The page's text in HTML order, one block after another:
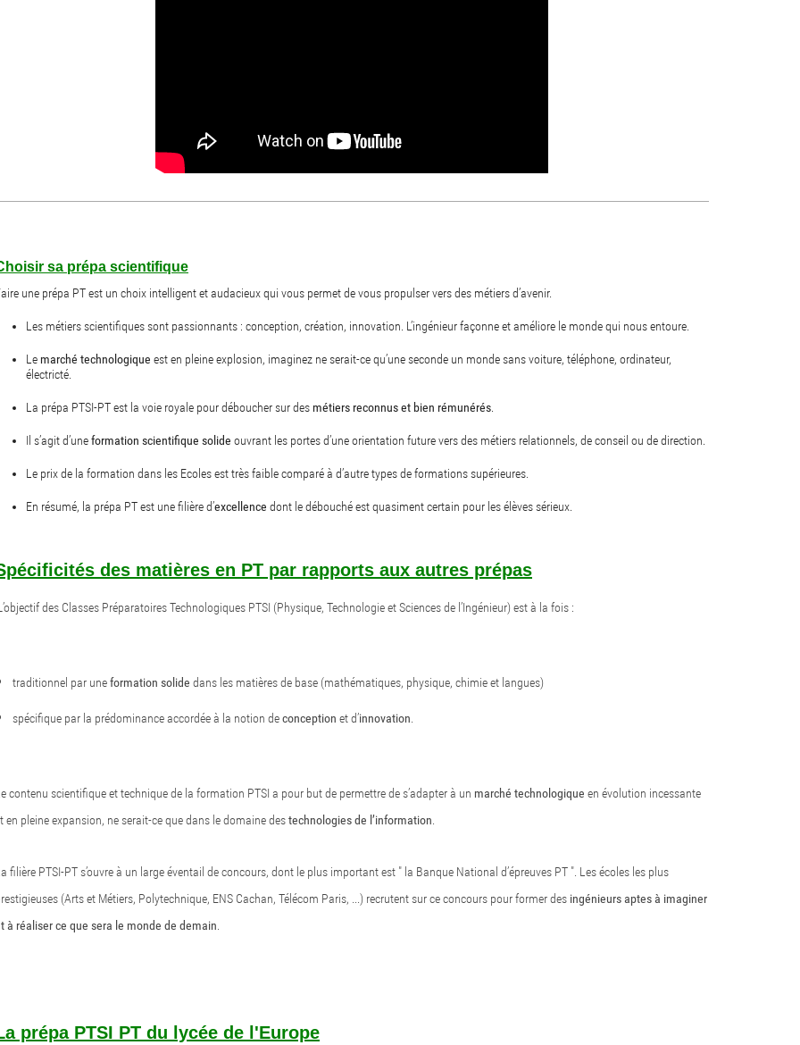
sa prépa scientifique
une prépa PT est un choix intelligent et audacieux qui vous permet de vous propulser vers des métiers d’avenir.
Les métiers scientifiques sont passionnants : conception, création, innovation. L’ingénieur façonne et améliore le monde qui nous entoure.
Le marché technologique est en pleine explosion, imaginez ne serait-ce qu’une seconde un monde sans voiture, téléphone, ordinateur,
électricté.
La prépa PTSI-PT est la voie royale pour déboucher sur des métiers reconnus et bien rémunérés
Il s’agit d’uneformation scientifique solide ouvrant les portes d’une orientation future vers des métiers relationnels, de conseil ou de direction.
Le prix de la formation dans les Ecoles est très faible comparé à d’autre types de formations supérieures.
En résumé, la prépa PT est une filière d’excellence dont le débouché est quasiment certain pour les élèves sérieux.
des matières en PT par rapports aux autres prépas
’objectif des Classes Préparatoires Technologiques PTSI (Physique, Technologie et Sciences de l’Ingénieur) est à la fois :
traditionnel par uneformation solide dans les matières de base (mathématiques, physique, chimie et langues)
spécifique par la prédominance accordée à la notion deconception et d’innovation
contenu scientifique et technique de la formation PTSI a pour but de permettre de s’adapter à un marché technologique en évolution incessante
en pleine expansion, ne serait-ce que dans le domaine destechnologiesde l’information
filière PTSI-PT s’ouvre à un large éventail de concours, dont le plus important est " la Banque National d’épreuves PT ". Les écoles les plus
(Arts et Métiers, Polytechnique, ENS Cachan, Télécom Paris, ...) recrutent sur ce concours pour former des ingénieurs aptes à imaginer
à réaliser ce que sera le monde de demain
prépa PTSI PT du lycée de l'Europe